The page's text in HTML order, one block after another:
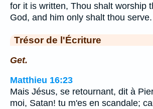
for it is written, Thou shalt worship
God, and him only shalt thou serve.
Trésor de l'Écriture
Get.
Matthieu 16:23
Mais Jésus, se retournant, dit à
moi, Satan! tu m'es en scandale;